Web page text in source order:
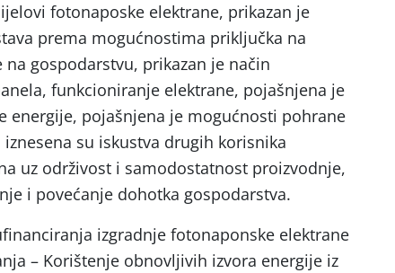
fotonaposke elektrane, prikazan je
prema mogućnostima priključka na
gospodarstvu, prikazan je način
funkcioniranje elektrane, pojašnjena je
energije, pojašnjena je mogućnosti pohrane
su iskustva drugih korisnika
uz održivost i samodostatnost proizvodnje,
i povećanje dohotka gospodarstva.
izgradnje fotonaponske elektrane
– Korištenje obnovljivih izvora energije iz